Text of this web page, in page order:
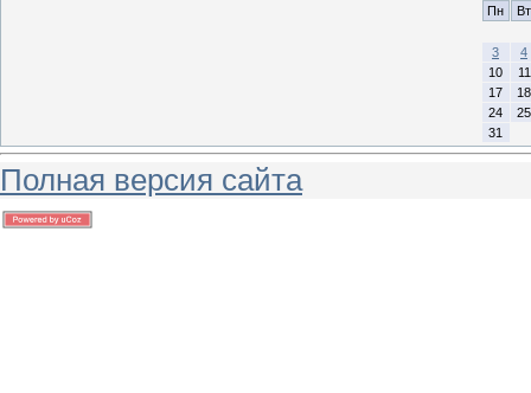
Пн
Вт
3
4
10
11
17
18
24
25
31
Полная версия сайта